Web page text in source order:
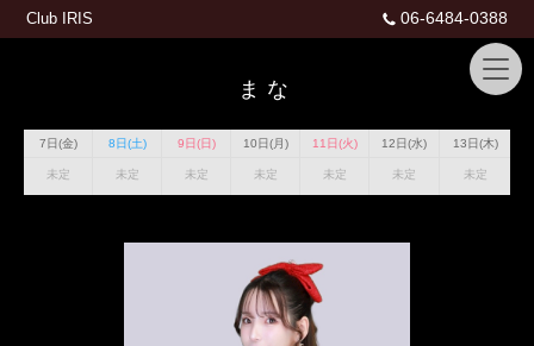
Club IRIS 06-6484-0388
まな
7日(金) 8日(土) 9日(日) 10日(月) 11日(火) 12日(水) 13日(木)
未定 未定 未定 未定 未定 未定 未定